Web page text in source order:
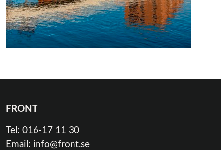
FRONT
Tel: 016-17 11 30
Email: info@front.se